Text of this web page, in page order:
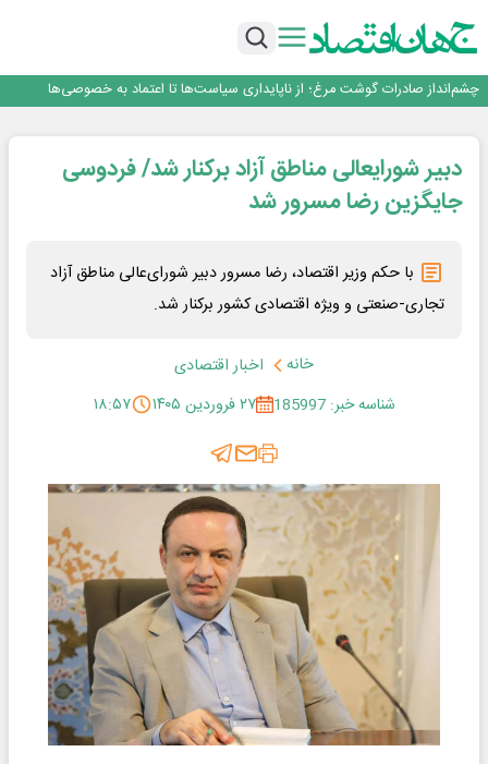
رییس‌کل بیمه مرکزی: برای حقوق مردم خط قرمز ندارم
چشم‌انداز صادرات گوشت مرغ؛ از ناپایداری سیاست‌ها تا اعتماد به خصوصی‌ها
قیمت ملک در دور باطل
رییس‌کل بیمه مرکزی: برای حقوق مردم خط قرمز ندارم
نرخ سود بانکی؛ تیغ دو لبه برای تولید و بازار سرمایه
دبیر شورایعالی مناطق آزاد برکنار شد/ فردوسی
جایگزین رضا مسرور شد
با حکم وزیر اقتصاد، رضا مسرور دبیر شورای‌عالی مناطق آزاد
تجاری-صنعتی و ویژه اقتصادی کشور برکنار شد.
خانه
اخبار اقتصادی
شناسه خبر: 185997
۲۷ فروردین ۱۴۰۵ ۱۸:۵۷